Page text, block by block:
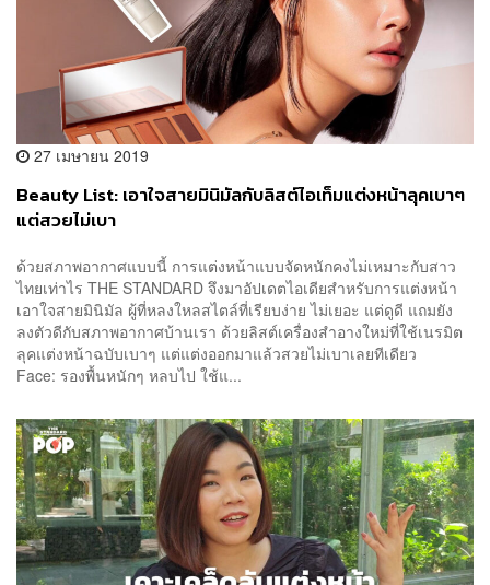
27 เมษายน 2019
Beauty List: เอาใจสายมินิมัลกับลิสต์ไอเท็มแต่งหน้าลุคเบาๆ
แต่สวยไม่เบา
ด้วยสภาพอากาศแบบนี้ การแต่งหน้าแบบจัดหนักคงไม่เหมาะกับสาว
ไทยเท่าไร THE STANDARD จึงมาอัปเดตไอเดียสำหรับการแต่งหน้า
เอาใจสายมินิมัล ผู้ที่หลงใหลสไตล์ที่เรียบง่าย ไม่เยอะ แต่ดูดี แถมยัง
ลงตัวดีกับสภาพอากาศบ้านเรา ด้วยลิสต์เครื่องสำอางใหม่ที่ใช้เนรมิต
ลุคแต่งหน้าฉบับเบาๆ แต่แต่งออกมาแล้วสวยไม่เบาเลยทีเดียว
Face: รองพื้นหนักๆ หลบไป ใช้แ...